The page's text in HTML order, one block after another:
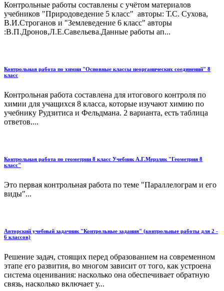
Контрольные работы составлены с учётом материалов
учебников "Природоведение 5 класс" авторы: Т.С. Сухова,
В.И.Строганов и "Землеведение 6 класс" авторы
:В.П.Дронов,Л.Е.Савельева.Данные работы ап...
Контрольная работа по химии "Основные классы неорганических соединений" 8
класс
Контрольная работа составлена для итогового контроля по
химии для учащихся 8 класса, которые изучают химию по
учебнику Рудзитиса и Фельдмана. 2 варианта, есть таблица
ответов....
Контрольная работа по геометрии 8 класс Учебник А.Г.Мерзляк "Геометрия 8
класс"
Это первая контрольная работа по теме "Параллелограм и его
виды"...
Авторский учебный задачник "Контрольные задания" (контрольные работы для 2 -
6 классов)
Решение задач, стоящих перед образованием на современном
этапе его развития, во многом зависит от того, как устроена
система оценивания: насколько она обеспечивает обратную
связь, насколько включает у...